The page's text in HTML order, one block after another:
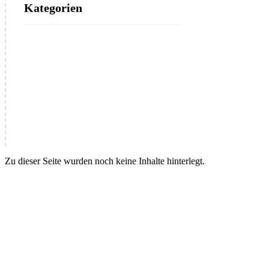
Kategorien
Zu dieser Seite wurden noch keine Inhalte hinterlegt.